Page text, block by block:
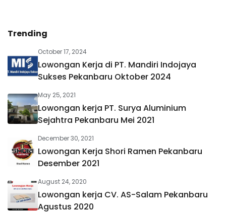
Trending
October 17, 2024
Lowongan Kerja di PT. Mandiri Indojaya
Sukses Pekanbaru Oktober 2024
May 25, 2021
Lowongan kerja PT. Surya Aluminium
Sejahtra Pekanbaru Mei 2021
December 30, 2021
Lowongan Kerja Shori Ramen Pekanbaru
Desember 2021
August 24, 2020
Lowongan kerja CV. AS-Salam Pekanbaru
Agustus 2020